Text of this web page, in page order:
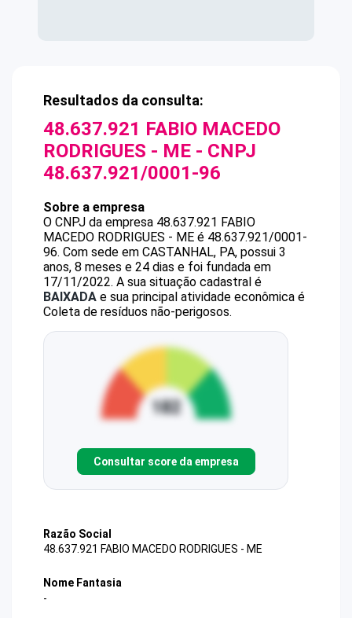
Resultados da consulta:
48.637.921 FABIO MACEDO
RODRIGUES - ME - CNPJ
48.637.921/0001-96
Sobre a empresa
O CNPJ da empresa 48.637.921 FABIO
MACEDO RODRIGUES - ME é 48.637.921/0001-
96. Com sede em CASTANHAL, PA, possui 3
anos, 8 meses e 24 dias e foi fundada em
17/11/2022. A sua situação cadastral é
BAIXADA e sua principal atividade econômica é
Coleta de resíduos não-perigosos.
Consultar score da empresa
Razão Social
48.637.921 FABIO MACEDO RODRIGUES - ME
Nome Fantasia
-